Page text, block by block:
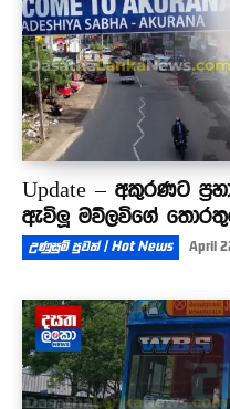
Update – අකුරණට
ඇවිලූ මව්ලවිගේ
උණුසුම් පුවත් | Hot News April